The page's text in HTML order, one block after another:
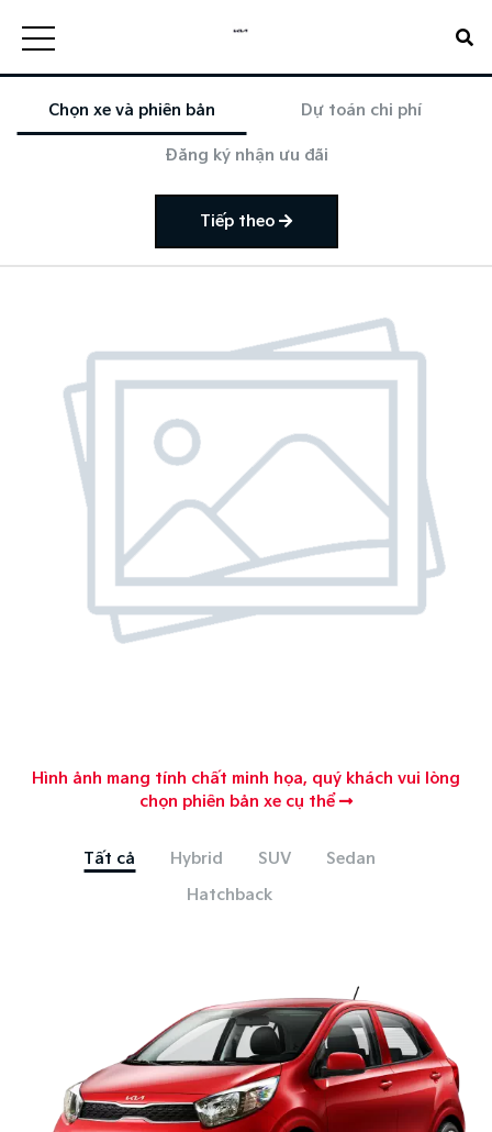
Chọn xe và phiên bản Dự toán chi phí
Đăng ký nhận ưu đãi
Tiếp theo
Hình ảnh mang tính chất minh họa, quý khách vui lòng
chọn phiên bản xe cụ thể
Tất cả Hybrid SUV
Sedan
Hatchback